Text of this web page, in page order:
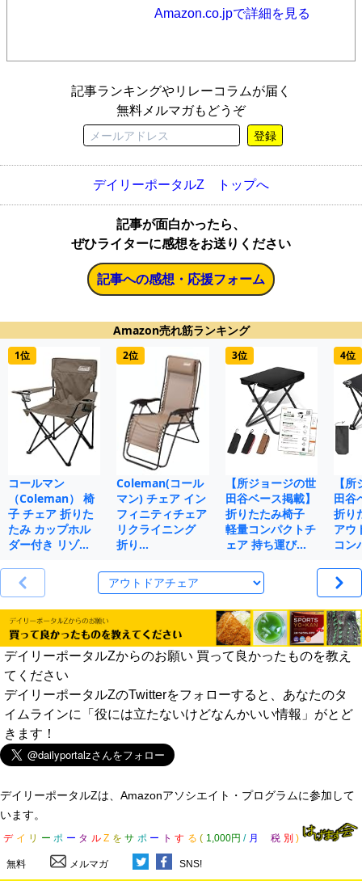
Amazon.co.jpで詳細を見る
記事ランキングやリレーコラムが届く
無料メルマガもどうぞ
登録
デイリーポータルZ トップへ
記事が面白かったら、
ぜひライターに感想をお送りください
記事への感想・応援フォーム
Amazon売れ筋ランキング
1位
コールマン
（Coleman） 椅
子 チェア 折りた
たみ カップホル
ダー付き リゾ…
2位
Coleman(コール
マン) チェア イン
フィニティチェア
リクライニング
折り…
3位
【所ジョージの世
田谷ベース掲載】
折りたたみ椅子
軽量コンパクトチ
ェア 持ち運び…
4位
【
田谷
折り
アウ
コン
デイリーポータルZからのお願い 買って良かったものを教え
てください
デイリーポータルZのTwitterをフォローすると、あなたのタ
イムラインに「役には立たないけどなんかいい情報」がとど
きます！
デイリーポータルZは、Amazonアソシエイト・プログラムに参加して
います。
デ イ リ ー ポ ー タ ル Z を サ ポ ー ト す る ( 1,000円 / 月 税 別 )
無料 メルマガ SNS!